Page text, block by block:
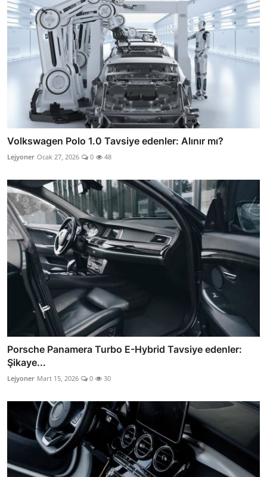
Volkswagen Polo 1.0 Tavsiye edenler: Alınır mı?
Lejyoner Ocak 27, 2026 0 48
Porsche Panamera Turbo E-Hybrid Tavsiye edenler:
Şikaye...
Lejyoner Mart 15, 2026 0 30